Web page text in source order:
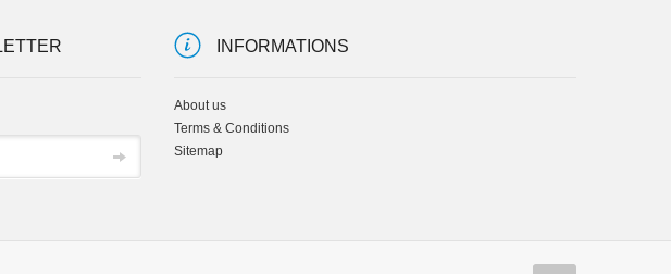
INFORMATIONS
About us
Terms & Conditions
Sitemap